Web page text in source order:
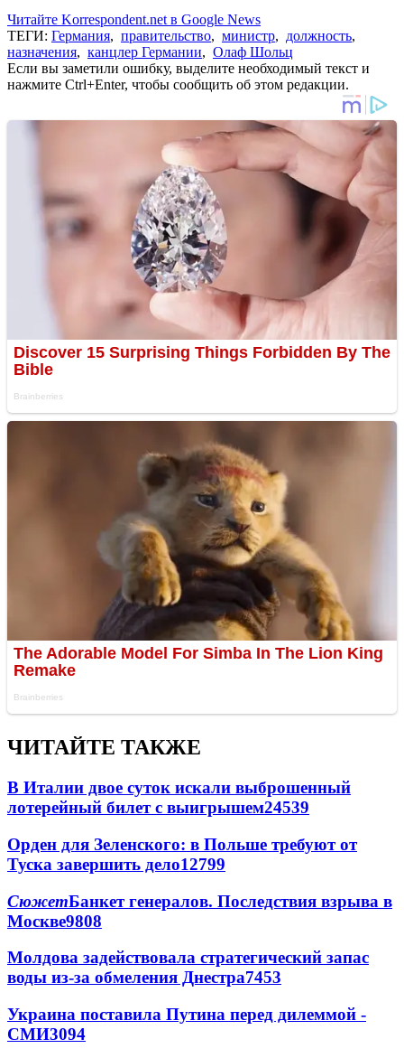
Читайте Korrespondent.net в Google News
ТЕГИ: Германия, правительство, министр, должность,
назначения, канцлер Германии, Олаф Шольц
Если вы заметили ошибку, выделите необходимый текст и
нажмите Ctrl+Enter, чтобы сообщить об этом редакции.
ЧИТАЙТЕ ТАКЖЕ
В Италии двое суток искали выброшенный
лотерейный билет с выигрышем24539
Орден для Зеленского: в Польше требуют от
Туска завершить дело12799
СюжетБанкет генералов. Последствия взрыва в
Москве9808
Молдова задействовала стратегический запас
воды из-за обмеления Днестра7453
Украина поставила Путина перед дилеммой -
СМИ3094